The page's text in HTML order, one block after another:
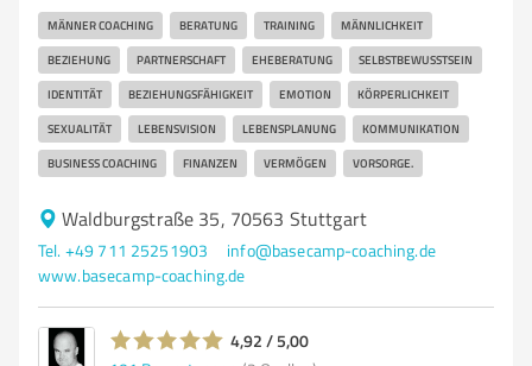
MÄNNER COACHING BERATUNG TRAINING MÄNNLICHKEIT
BEZIEHUNG PARTNERSCHAFT EHEBERATUNG SELBSTBEWUSSTSEIN
IDENTITÄT BEZIEHUNGSFÄHIGKEIT EMOTION KÖRPERLICHKEIT
SEXUALITÄT LEBENSVISION LEBENSPLANUNG KOMMUNIKATION
BUSINESS COACHING FINANZEN VERMÖGEN VORSORGE.
Waldburgstraße 35, 70563 Stuttgart
Tel. +49 711 25251903
info@basecamp-coaching.de
www.basecamp-coaching.de
4,92 / 5,00